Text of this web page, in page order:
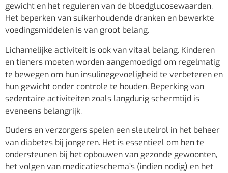
gewicht en het reguleren van de bloedglucosewaarden.
Het beperken van suikerhoudende dranken en bewerkte
voedingsmiddelen is van groot belang.
Lichamelijke activiteit is ook van vitaal belang. Kinderen
en tieners moeten worden aangemoedigd om regelmatig
te bewegen om hun insulinegevoeligheid te verbeteren en
hun gewicht onder controle te houden. Beperking van
sedentaire activiteiten zoals langdurig schermtijd is
eveneens belangrijk.
Ouders en verzorgers spelen een sleutelrol in het beheer
van diabetes bij jongeren. Het is essentieel om hen te
ondersteunen bij het opbouwen van gezonde gewoonten,
het volgen van medicatieschema’s (indien nodig) en het